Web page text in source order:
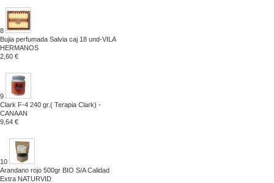
8
Bujia perfumada Salvia caj 18 und-VILA
HERMANOS
2,60 €
9
Clark F-4 240 gr.( Terapia Clark) -
CANAAN
9,64 €
10
Arandano rojo 500gr BIO S/A Calidad
Extra NATURVID